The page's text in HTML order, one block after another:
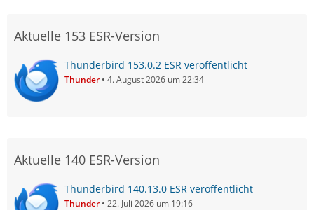
Aktuelle 153 ESR-Version
Thunderbird 153.0.2 ESR veröffentlicht
Thunder 4. August 2026 um 22:34
Aktuelle 140 ESR-Version
Thunderbird 140.13.0 ESR veröffentlicht
Thunder 22. Juli 2026 um 19:16